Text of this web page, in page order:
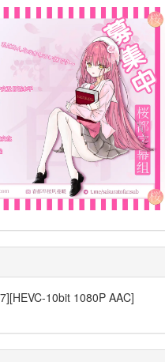
10bit 1080P AAC]